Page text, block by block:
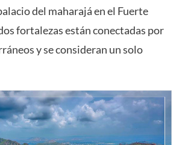
del maharajá en el Fuerte
fortalezas están conectadas por
y se consideran un solo